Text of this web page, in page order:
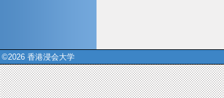
©2026 香港浸会大学